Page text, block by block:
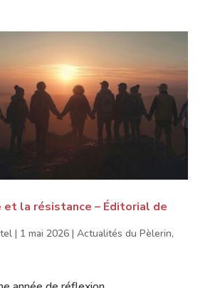
la résistance – Éditorial de
| 1 mai 2026| Actualités du Pèlerin,